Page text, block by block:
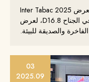
تشارك شركة Creative Packing في معرض Inter Tabac 2025
في دورتموند، من 18 إلى 20 سبتمبر، في الجناح 8.D16، لعرض
والصديقة للبيئة.
03
2025.09